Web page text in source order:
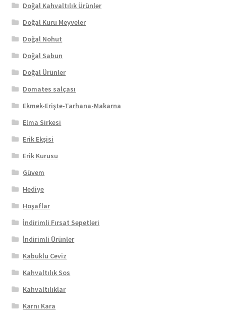
Doğal Kahvaltılık Ürünler
Doğal Kuru Meyveler
Doğal Nohut
Doğal Sabun
Doğal Ürünler
Domates salçası
Ekmek-Erişte-Tarhana-Makarna
Elma Sirkesi
Erik Ekşisi
Erik Kurusu
Güvem
Hediye
Hoşaflar
İndirimli Fırsat Sepetleri
İndirimli Ürünler
Kabuklu Ceviz
Kahvaltılık Sos
Kahvaltılıklar
Karnı Kara